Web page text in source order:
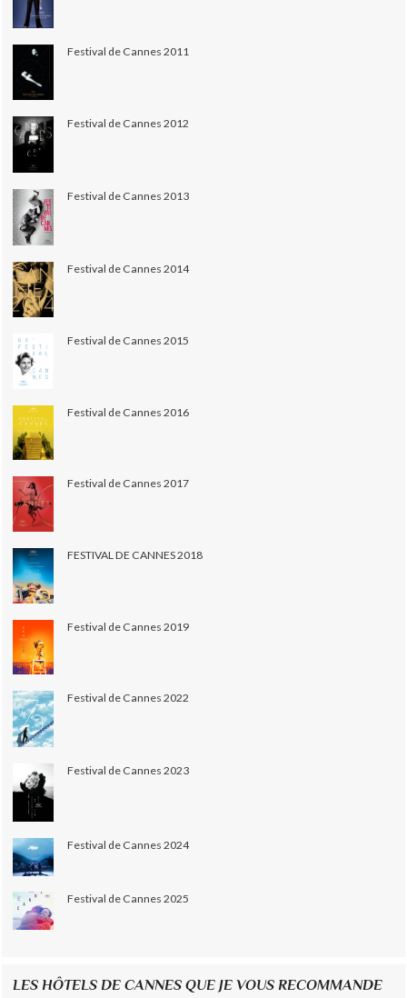
Festival de Cannes 2011
Festival de Cannes 2012
Festival de Cannes 2013
Festival de Cannes 2014
Festival de Cannes 2015
Festival de Cannes 2016
Festival de Cannes 2017
FESTIVAL DE CANNES 2018
Festival de Cannes 2019
Festival de Cannes 2022
Festival de Cannes 2023
Festival de Cannes 2024
Festival de Cannes 2025
LES HÔTELS DE CANNES QUE JE VOUS RECOMMANDE